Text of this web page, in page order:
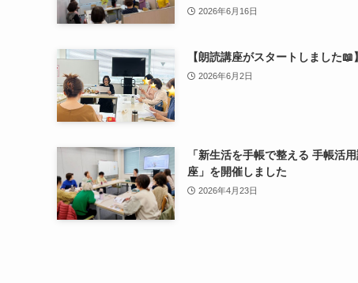
2026年6月16日
【朗読講座がスタートしました📖】
2026年6月2日
「新生活を手帳で整える 手帳活
座」を開催しました
2026年4月23日